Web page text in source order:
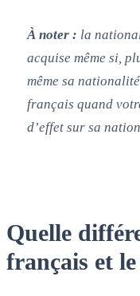
À noter : la
acquise même si,
même sa
français quand
d’effet sur sa
Quelle
français et